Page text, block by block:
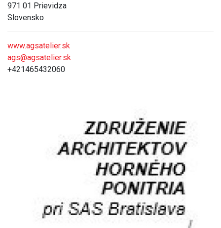
971 01 Prievidza
Slovensko
www.agsatelier.sk
ags@agsatelier.sk
+421465432060